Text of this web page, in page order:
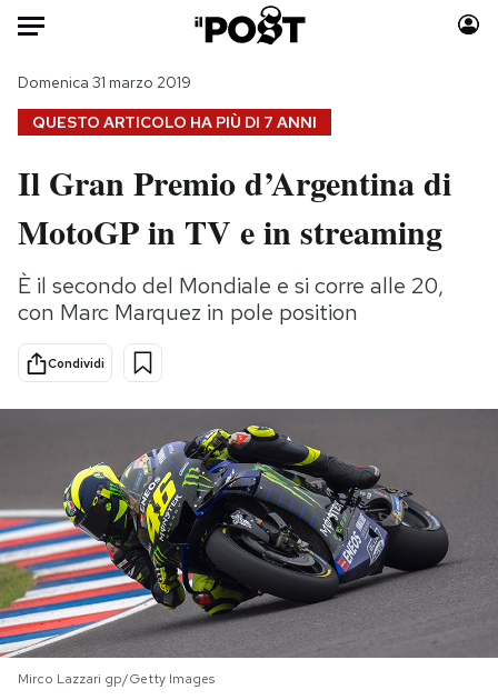
HOME
Italia
Politica
Tecnologia
Internet
Scienza
Cultura
Economia
Moda
Consumismi
Storie/Idee
Ok Boomer!
Altrecose
Mondiali calcio 2026
PODCAST
NEWSLETTER
I MIEI PREFERITI
QUESTO ARTICOLO HA PIÙ DI 7 ANNI
Domenica 31 marzo 2019
Il Gran Premio d’Argentina di
MotoGP in TV e in streaming
È il secondo del Mondiale e si corre alle 20,
con Marc Marquez in pole position
Condividi
Mirco Lazzari gp/Getty Images